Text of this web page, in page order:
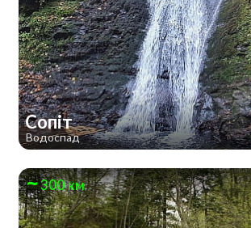
Сопіт
Водоспад
300 км